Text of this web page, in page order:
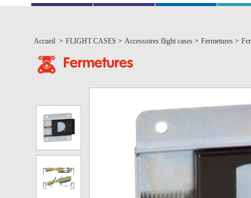
Accueil > FLIGHT CASES > Accessoires flight cases > Fermetures >
Fermetures